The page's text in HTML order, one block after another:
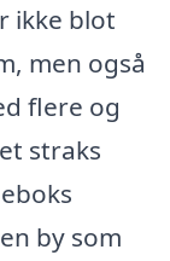
ikke blot
men også
flere og
straks
by som